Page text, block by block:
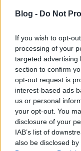
Blog - Do Not
If you wish to opt-
processing of your
targeted advertising
section to confirm
opt-out request is
interest-based ads
us or personal
your opt-out. You
disclosure of your
IAB’s list of
also be disclosed
mindent,
kommentelő
forgalom,
burkolat,
kommentelő
aszfaltozni
utcát, annak
fejezték
ie. időkből
utca: a